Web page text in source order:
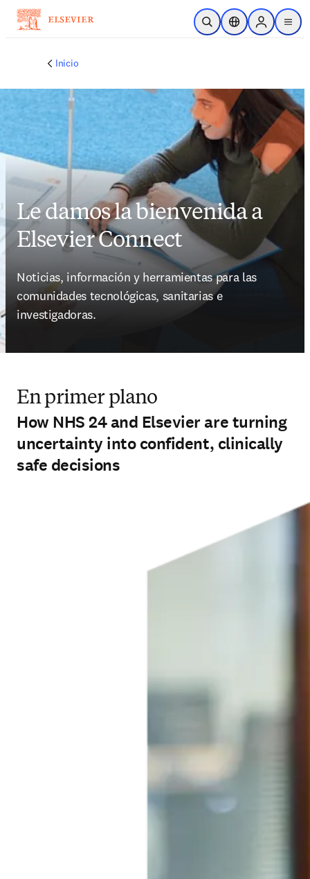
Saltar al contenido principal
Abrir búsqueda
Selector deSign in to
menu
Inicio
Le damos la bienvenida a
Elsevier Connect
Noticias, información y herramientas para las
comunidades tecnológicas, sanitarias e
investigadoras.
En primer plano
How NHS 24 and Elsevier are turning
uncertainty into confident, clinically
safe decisions